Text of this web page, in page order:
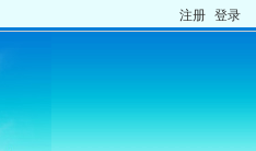
注册 登录